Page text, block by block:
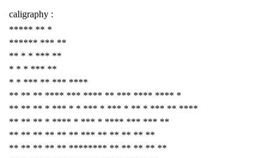
caligraphy :
***** ** *
****** *** **
** * * *** **
* * * *** **
* * *** ** *** ****
** ** ** **** *** **** ** *** **** **** *
** ** ** * *** * * *** * *** * ** * *** ** ****
** ** ** * **** * *** * **** *** *** **
** ** ** ** ** ** *** ** ** ** ** **
** ** ** ** ** ******** ** ** ** ** **